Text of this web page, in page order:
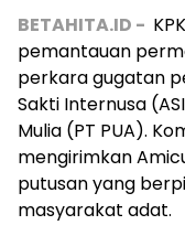
BETAHITA.ID -
pemantauan
perkara gugatan
Sakti Internusa
Mulia (PT PUA).
mengirimkan
putusan yang
masyarakat adat.